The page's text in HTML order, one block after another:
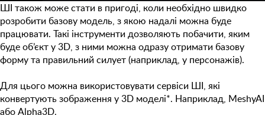
ШІ також може стати в пригоді, коли необхідно швидко
розробити базову модель, з якою надалі можна буде
працювати. Такі інструменти дозволяють побачити, яким
буде об’єкт у 3D, з ними можна одразу отримати базову
форму та правильний силует (наприклад, у персонажів).
Для цього можна використовувати сервіси ШІ, які
конвертують зображення у 3D моделі*. Наприклад, MeshyAI
абоAlpha3D.